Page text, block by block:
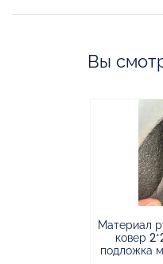
Вы
Материал
ковер
подложка